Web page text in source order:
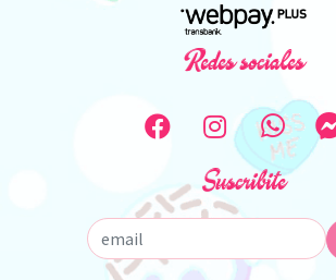
Redes sociales
Suscribite